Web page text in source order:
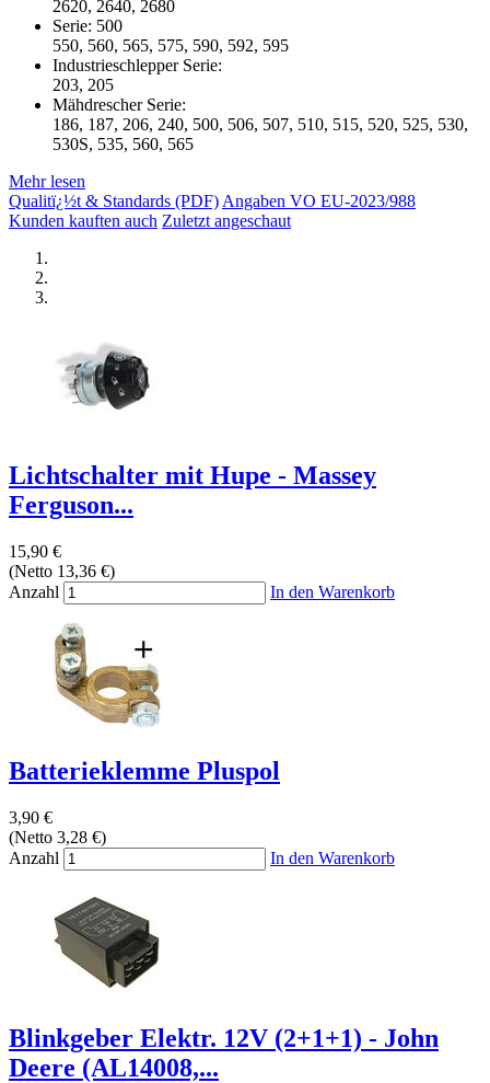
2620, 2640, 2680
Serie: 500
550, 560, 565, 575, 590, 592, 595
Industrieschlepper Serie:
203, 205
Mähdrescher Serie:
186, 187, 206, 240, 500, 506, 507, 510, 515, 520, 525, 530,
530S, 535, 560, 565
Mehr lesen
Qualitï¿½t & Standards (PDF)Angaben VO EU-2023/988
Kunden kauften auch Zuletzt angeschaut
Lichtschalter mit Hupe - Massey
Ferguson...
15,90 €
(Netto 13,36 €)
Anzahl
In den Warenkorb
Batterieklemme Pluspol
3,90 €
(Netto 3,28 €)
Anzahl
In den Warenkorb
Blinkgeber Elektr. 12V (2+1+1) - John
Deere (AL14008,...